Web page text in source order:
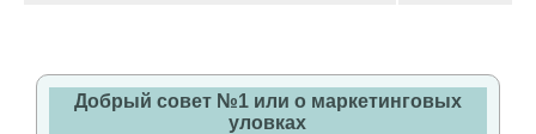
Добрый совет №1 или о маркетинговых
уловках